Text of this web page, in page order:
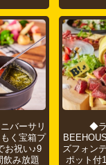
バーサリ
く宝箱プ
お祝い♪9
飲み放題
◆
ズフォン
ポット付